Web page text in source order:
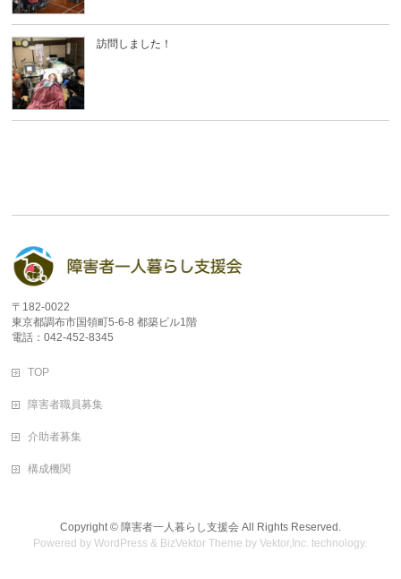
訪問しました！
〒182-0022
東京都調布市国領町5-6-8 都築ビル1階
電話：042-452-8345
TOP
障害者職員募集
介助者募集
構成機関
Copyright © 障害者一人暮らし支援会All Rights Reserved.
Powered byWordPress & BizVektor Theme byVektor,Inc. technology.